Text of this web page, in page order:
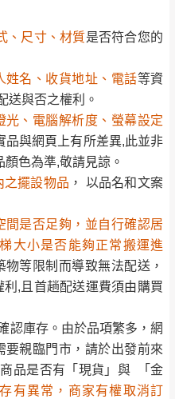
、尺寸、材質是否符合您的
姓名、收貨地址、電話等資
送與否之權利。
光、電腦解析度、螢幕設定
品與網頁上有所差異,此並非
色為準,敬請見諒。
之擺設物品 ， 以品名和文案
間是否足夠，並自行確認居
大小是否能夠正常搬運進
物等限制而導致無法配送，
,且首趟配送運費須由購買
認庫存。由於品項繁多，網
要親臨門市，請於出發前來
品是否有「現貨」與 「金
有異常，商家有權取消訂
品與網頁上有所差異,此並非
色為準,敬請見諒。
之擺設物品， 以品名和文案
間是否足夠，並自行確認居
大小是否能夠正常搬運進
等限制而導致無法配送，
,且首趟配送運費須由購買
認庫存。由於品項繁多，網
要親臨門市，請於出發前來
品是否有「現貨」與 「金
有異常，商家有權取消訂
差，請以實品為主
電腦解析度、螢幕設定 等因
頁上有所差異
天以電話聯絡確認
定公休無送貨｜
周(三)、(日)兩天收送貨
、雲林、嘉義、台南、高
金門、馬祖、澎湖地區
。
貨日起七日內通知本
為您更換新品，運費
回及換貨之商品必須
，床墊、床包、枕頭
(請保持商品、附件、
附隨文件或資料之完整
處理，恕無法接受退
商品，可能會因個人
解析度等因素， 與實
有不同，如因此而需
運費及人資成本，請您
含商品尺寸是否合適)。
，大型物件因為人工
差值(約正負0.5CM)
退換貨，請於收到貨7日